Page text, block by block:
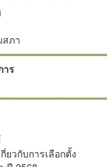
สภา
าร
ยวกับการเลือกตั้ง